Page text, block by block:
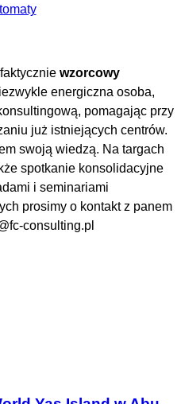
wzorcowy
energiczna osoba,
pomagając przy
już istniejących centrów.
swoją wiedzą. Na targach
spotkanie konsolidacyjne
i seminariami
prosimy o kontakt z panem
consulting.pl